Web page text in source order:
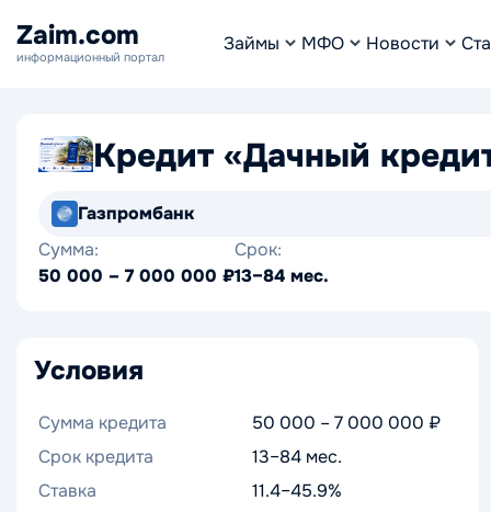
Zaim.com
информационный портал
Займы МФО Новости
Кредит «Дачный
Газпромбанк
Сумма:
50 000 – 7 000 000 ₽
Срок:
13–84 мес.
Условия
Сумма кредита
50 000 – 7 000 000 ₽
Срок кредита
13–84 мес.
Ставка
11.4–45.9%